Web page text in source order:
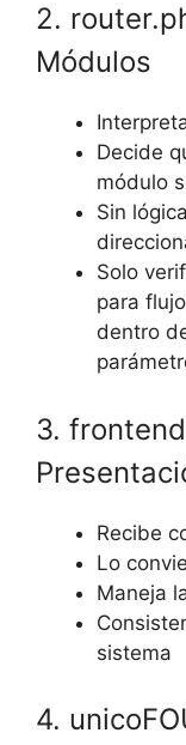
2.
Módulos
Decide
módulo
Sin
Solo
para
dentro
3.
Recibe
Lo
Maneja
sistema
4.